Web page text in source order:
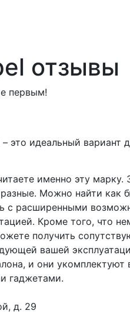
отзывы
первым!
это идеальный вариант
именно эту марку.
Можно найти как
с расширенными
Кроме того, что
получить
вашей
и они
гаджетами.
д. 29